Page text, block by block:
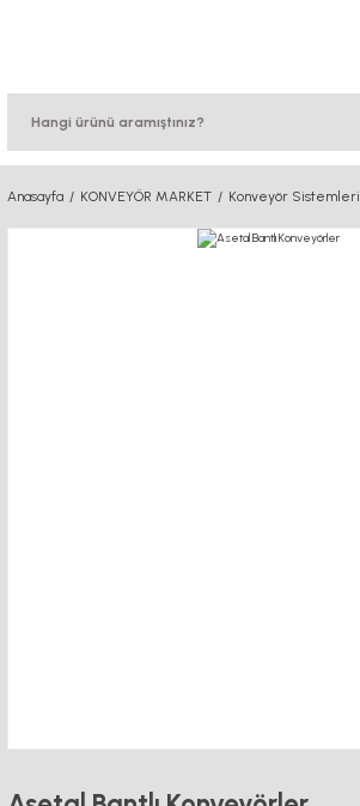
Anasayfa KONVEYÖR MARKET Konveyör Sistemleri